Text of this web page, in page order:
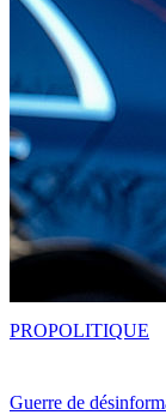
Guerre de
PROPOLITIQUE